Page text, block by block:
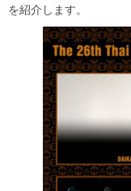
を紹介します。